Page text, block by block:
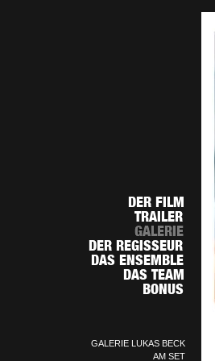
GALERIE LUKAS BECK
AM SET